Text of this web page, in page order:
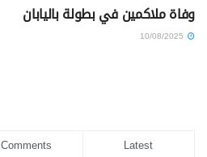
وفاة ملاكمين في بطولة باليابان
Comments Latest